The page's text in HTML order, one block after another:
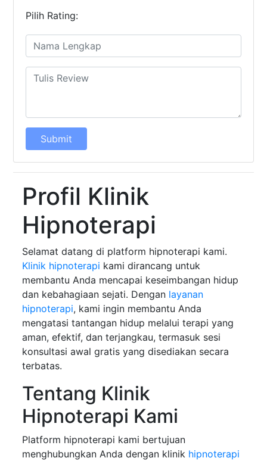
Pilih Rating:
Submit
Profil Klinik
Hipnoterapi
Selamat datang di platform hipnoterapi kami.
Klinik hipnoterapi kami dirancang untuk
membantu Anda mencapai keseimbangan hidup
dan kebahagiaan sejati. Dengan layanan
hipnoterapi, kami ingin membantu Anda
mengatasi tantangan hidup melalui terapi yang
aman, efektif, dan terjangkau, termasuk sesi
konsultasi awal gratis yang disediakan secara
terbatas.
Tentang Klinik
Hipnoterapi Kami
Platform hipnoterapi kami bertujuan
menghubungkan Anda dengan klinik hipnoterapi